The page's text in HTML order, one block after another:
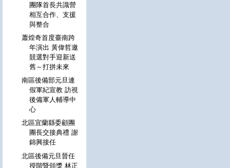
團隊首長共識營
相互合作、支援
與整合
蕭煌奇首度臺南跨
年演出 黃偉哲邀
競選對手迎新送
舊～打拼未來
南區後備部元旦連
假軍紀宣教 訪視
後備軍人輔導中
心
北區宜蘭縣委顧團
團長交接典禮 謝
錦興接任
北區後備元旦晉任
授階暨頒獎 林正